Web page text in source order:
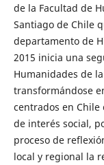
de la Facultad de
Santiago de Chile
departamento de
2015 inicia una
Humanidades de
transformándose
centrados en
de interés social,
proceso de
local y regional la